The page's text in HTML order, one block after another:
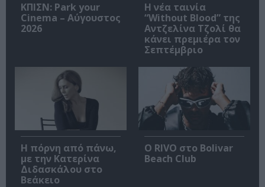
ΚΠΙΣΝ: Park your
Cinema – Αύγουστος
2026
Η νέα ταινία
“Without Blood” της
Αντζελίνα Τζολί θα
κάνει πρεμιέρα τον
Σεπτέμβριο
Η πόρνη από πάνω,
με την Κατερίνα
Διδασκάλου στο
Βεάκειο
Ο RIVO στο Bolivar
Beach Club